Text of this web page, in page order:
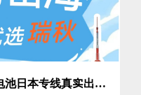
池日本专线真实出货